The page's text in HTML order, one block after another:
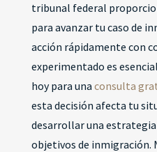
tribunal federal
para avanzar tu caso de
acción rápidamente con
experimentado es
hoy para una consulta
esta decisión afecta tu
desarrollar una
objetivos de inmigración.